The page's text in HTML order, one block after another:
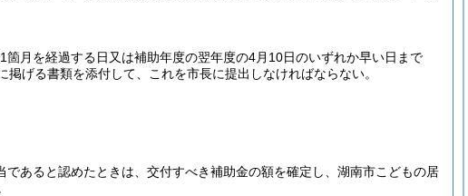
月を経過する日又は補助年度の翌年度の4月10日のいずれか早い日まで
掲げる書類を添付して、これを市長に提出しなければならない。
あると認めたときは、交付すべき補助金の額を確定し、湖南市こどもの居